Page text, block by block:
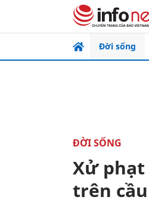
Đời sống
ĐỜI SỐNG
Xử phạt
trên